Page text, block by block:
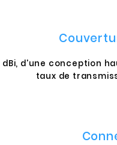
dBi, d'une
taux de